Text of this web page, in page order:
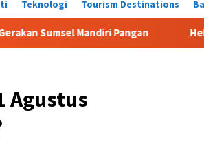
Teknologi Tourism Destinations
Pangan Heboh! Tragedi
Agustus